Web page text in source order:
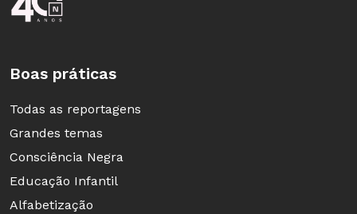
Boas práticas
Todas as reportagens
Grandes temas
Consciência Negra
Educação Infantil
Alfabetização